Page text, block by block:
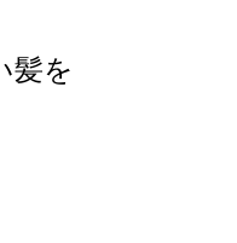
髪を